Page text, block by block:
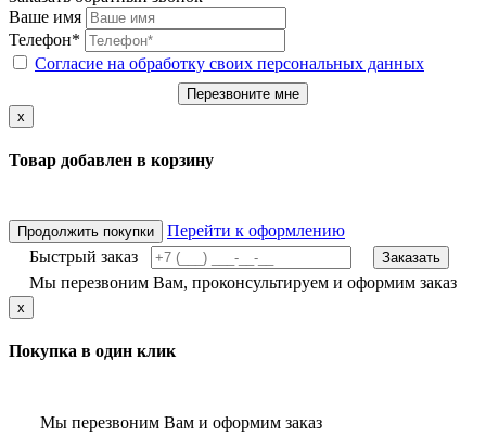
Ваше имя
Телефон*
Согласие на обработку своих персональных данных
Перезвоните мне
x
Товар добавлен в корзину
Продолжить покупки
Перейти к оформлению
Быстрый заказ
Заказать
Мы перезвоним Вам, проконсультируем и оформим заказ
x
Покупка в один клик
Мы перезвоним Вам и оформим заказ